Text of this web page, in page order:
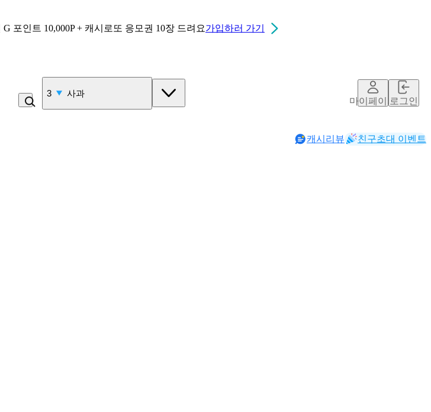
G 포인트 10,000P + 캐시로또 응모권 10장 드려요가입하러 가기
3 사과
마이페이지로그인
캐시리뷰 친구초대 이벤트